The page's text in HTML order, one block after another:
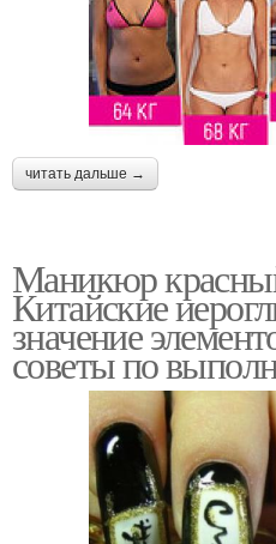
читать дальше →
Маникюр
Китайские
значение
советы по